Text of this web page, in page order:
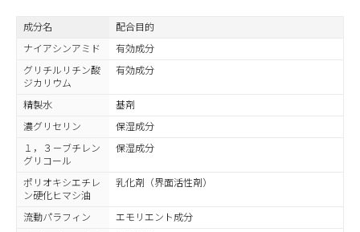
成分名
配合目的
ナイアシンアミド
有効成分
グリチルリチン酸
ジカリウム
有効成分
精製水
基剤
濃グリセリン
保湿成分
１，３－ブチレン
グリコール
保湿成分
ポリオキシエチレ
ン硬化ヒマシ油
乳化剤（界面活性剤）
流動パラフィン
エモリエント成分